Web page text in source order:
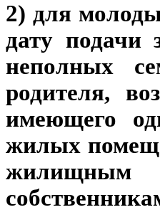
2) для
дату подачи
неполных
родителя,
имеющего
жилых
жилищным